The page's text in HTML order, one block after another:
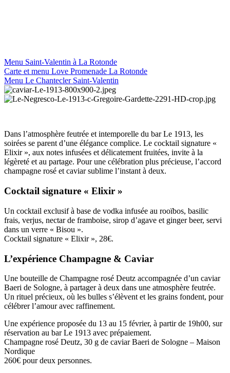
Menu Saint-Valentin à La Rotonde
Carte et menu Love Promenade La Rotonde
Menu Le Chantecler Saint-Valentin
Dans l’atmosphère feutrée et intemporelle du bar Le 1913, les
soirées se parent d’une élégance complice. Le cocktail signature «
Elixir », aux notes infusées et délicatement fruitées, invite à la
légèreté et au partage. Pour une célébration plus précieuse, l’accord
champagne rosé et caviar sublime l’instant à deux.
Cocktail signature « Elixir »
Un cocktail exclusif à base de vodka infusée au rooïbos, basilic
frais, verjus, nectar de framboise, sirop d’agave et ginger beer, servi
dans un verre « Bisou ».
Cocktail signature « Elixir », 28€.
L’expérience Champagne & Caviar
Une bouteille de Champagne rosé Deutz accompagnée d’un caviar
Baeri de Sologne, à partager à deux dans une atmosphère feutrée.
Un rituel précieux, où les bulles s’élèvent et les grains fondent, pour
célébrer l’amour avec raffinement.
Une expérience proposée du 13 au 15 février, à partir de 19h00, sur
réservation au bar Le 1913 avec prépaiement.
Champagne rosé Deutz, 30 g de caviar Baeri de Sologne – Maison
Nordique
260€ pour deux personnes.